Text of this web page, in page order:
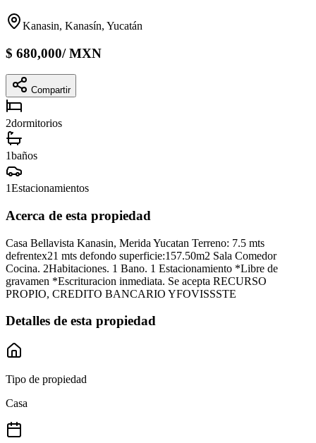
Kanasin, Kanasín, Yucatán
$ 680,000/MXN
Compartir
2dormitorios
1baños
1Estacionamientos
Acerca de esta propiedad
Casa Bellavista Kanasin, Merida Yucatan Terreno: 7.5 mts
defrentex21 mts defondo superficie:157.50m2 Sala Comedor
Cocina. 2Habitaciones. 1 Bano. 1 Estacionamiento *Libre de
gravamen *Escrituracion inmediata. Se acepta RECURSO
PROPIO, CREDITO BANCARIO YFOVISSSTE
Detalles de esta propiedad
Tipo de propiedad
Casa